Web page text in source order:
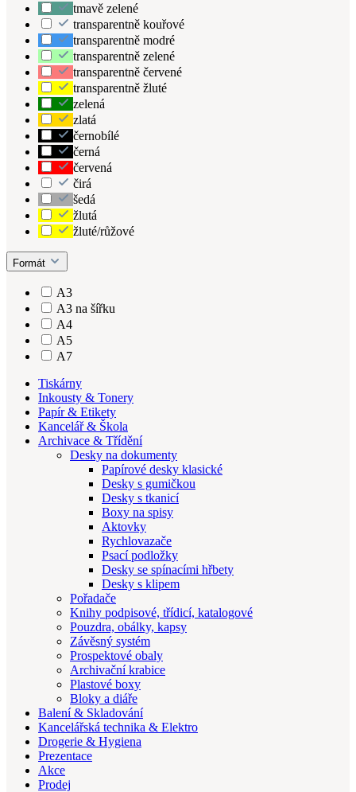
tmavě zelené
transparentně kouřové
transparentně modré
transparentně zelené
transparentně červené
transparentně žluté
zelená
zlatá
černobílé
černá
červená
čirá
šedá
žlutá
žluté/růžové
Formát
A3
A3 na šířku
A4
A5
A7
Tiskárny
Inkousty & Tonery
Papír & Etikety
Kancelář & Škola
Archivace & Třídění
Desky na dokumenty
Papírové desky klasické
Desky s gumičkou
Desky s tkanicí
Boxy na spisy
Aktovky
Rychlovazače
Psací podložky
Desky se spínacími hřbety
Desky s klipem
Pořadače
Knihy podpisové, třídicí, katalogové
Pouzdra, obálky, kapsy
Závěsný systém
Prospektové obaly
Archivační krabice
Plastové boxy
Bloky a diáře
Balení & Skladování
Kancelářská technika & Elektro
Drogerie & Hygiena
Prezentace
Akce
Prodej